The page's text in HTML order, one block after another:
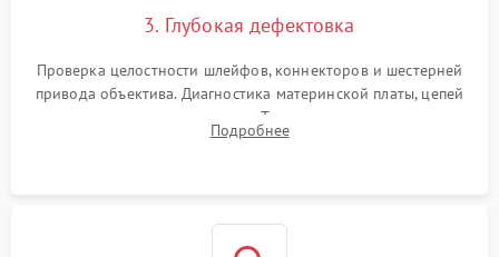
3. Глубокая дефектовка
Проверка целостности шлейфов, коннекторов и шестерней
привода объектива. Диагностика материнской платы, цепей
питания и картоприемника. Тестирование механизма
затвора и блока внутрикамерной стабилизации.
Подробнее